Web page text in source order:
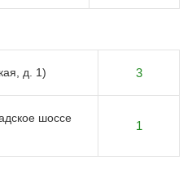
д. 1) 3
шоссе
1